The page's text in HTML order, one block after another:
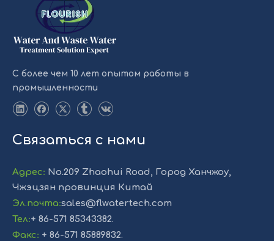
Автоматическое дифференциальное давление
Filte
С более чем 10 лет опытом работы в
промышленности
Связаться с нами
Адрес: No.209 Zhaohui Road, Город Ханчжоу,
Чжэцзян провинция Китай
Эл.почта:sales@flwatertech.com
Тел:+ 86-571 85343382.
Факс: + 86-571 85889832.